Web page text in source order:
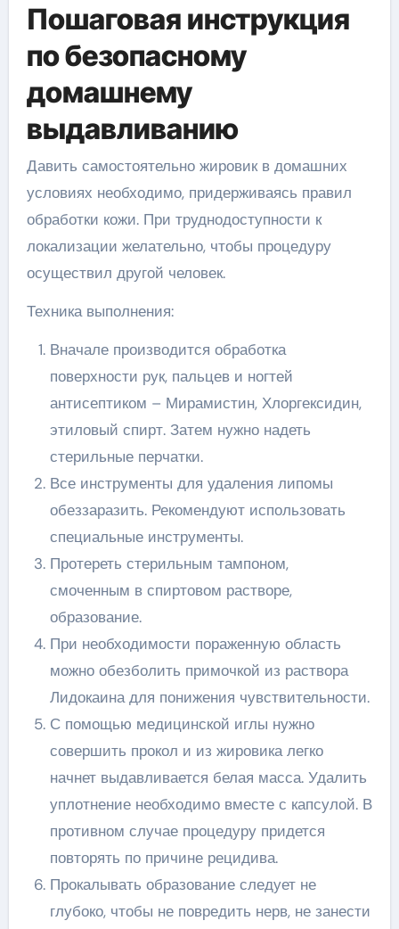
Пошаговая инструкция
по безопасному
домашнему
выдавливанию
Давить самостоятельно жировик в домашних
условиях необходимо, придерживаясь правил
обработки кожи. При труднодоступности к
локализации желательно, чтобы процедуру
осуществил другой человек.
Техника выполнения:
Вначале производится обработка
поверхности рук, пальцев и ногтей
антисептиком – Мирамистин, Хлоргексидин,
этиловый спирт. Затем нужно надеть
стерильные перчатки.
Все инструменты для удаления липомы
обеззаразить. Рекомендуют использовать
специальные инструменты.
Протереть стерильным тампоном,
смоченным в спиртовом растворе,
образование.
При необходимости пораженную область
можно обезболить примочкой из раствора
Лидокаина для понижения чувствительности.
С помощью медицинской иглы нужно
совершить прокол и из жировика легко
начнет выдавливается белая масса. Удалить
уплотнение необходимо вместе с капсулой. В
противном случае процедуру придется
повторять по причине рецидива.
Прокалывать образование следует не
глубоко, чтобы не повредить нерв, не занести